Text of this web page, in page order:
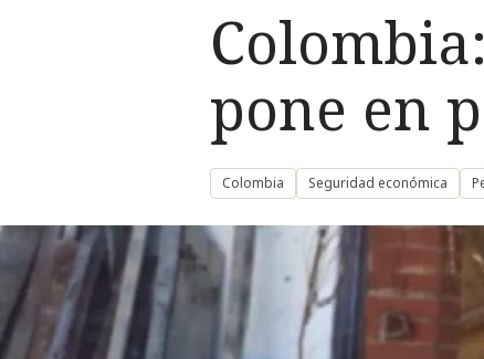
pone en
Colombia Seguridad económica